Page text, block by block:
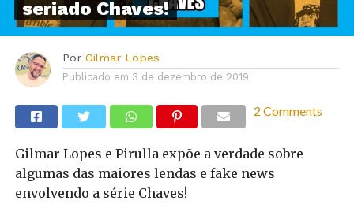
seriado Chaves!
Por Gilmar Lopes
Publicado em 3 de dezembro de 2019
2 Comments
Gilmar Lopes e Pirulla expõe a verdade sobre
algumas das maiores lendas e fake news
envolvendo a série Chaves!